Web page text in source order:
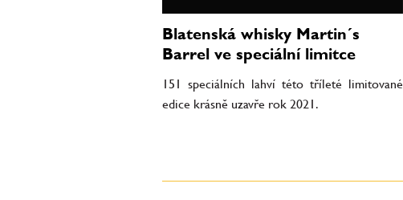
Blatenská whisky Martin´s
Barrel ve speciální limitce
151 speciálních lahví této tříleté limitované
edice krásně uzavře rok 2021.